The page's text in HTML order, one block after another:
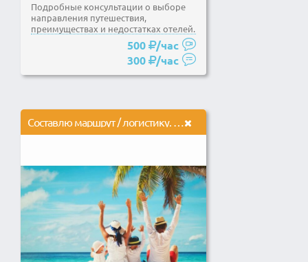
Подробные консультации о выборе
направления путешествия,
преимуществах и недостатках отелей.
Выбор варианта тура, для...
500
/час
300
/час
Составлю маршрут / логистику. Полностью спланирую Ваше путешествие от начала и до конца!